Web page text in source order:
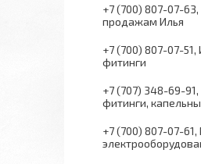
+7 (700) 807-07-63
продажам Илья
+7 (700) 807-07-51
фитинги
+7 (707) 348-69-91
фитинги,
+7 (700) 807-07-61